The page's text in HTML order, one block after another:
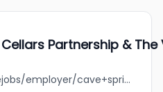
Partnership & The
jobbank.gc.ca/browsejobs/employer/cave+spring+cellars+partnership+%26+the+vine+agency+inc./ca